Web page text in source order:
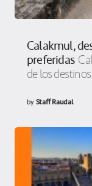
Calakmul,
preferidas
de los
byStaff Raudal